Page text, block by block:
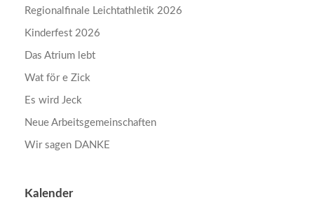
Regionalfinale Leichtathletik 2026
Kinderfest 2026
Das Atrium lebt
Wat för e Zick
Es wird Jeck
Neue Arbeitsgemeinschaften
Wir sagen DANKE
Kalender